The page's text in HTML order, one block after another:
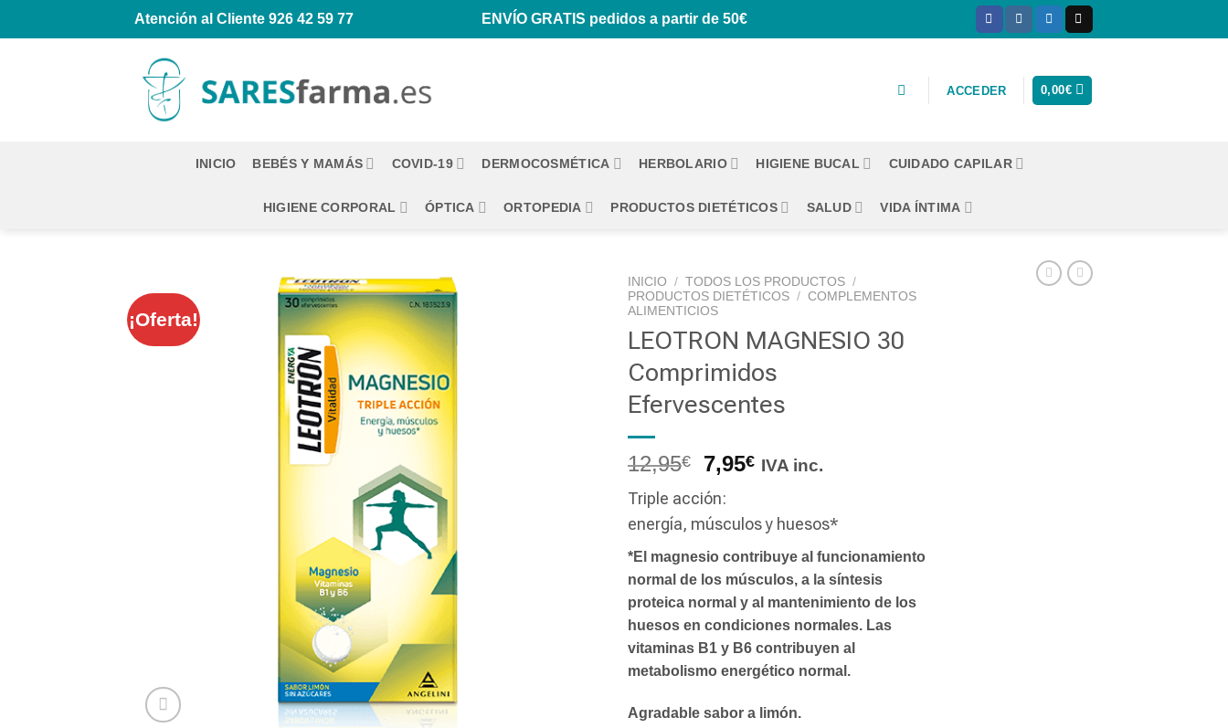
Atención al Cliente 926 42 59 77 ENVÍO GRATIS pedidos a partir de 50€
ACCEDER 0,00€
INICIO BEBÉS Y MAMÁS COVID-19 DERMOCOSMÉTICA HERBOLARIO HIGIENE BUCAL CUIDADO CAPILAR
HIGIENE CORPORAL ÓPTICA ORTOPEDIA PRODUCTOS DIETÉTICOS SALUD VIDA ÍNTIMA
¡Oferta!
INICIO / TODOS LOS PRODUCTOS /
PRODUCTOS DIETÉTICOS / COMPLEMENTOS
ALIMENTICIOS
LEOTRON MAGNESIO 30
Comprimidos
Efervescentes
12,95€ 7,95€ IVA inc.
Triple acción:
energía, músculos y huesos*
*El magnesio contribuye al funcionamiento
normal de los músculos, a la síntesis
proteica normal y al mantenimiento de los
huesos en condiciones normales. Las
vitaminas B1 y B6 contribuyen al
metabolismo energético normal.
Agradable sabor a limón.